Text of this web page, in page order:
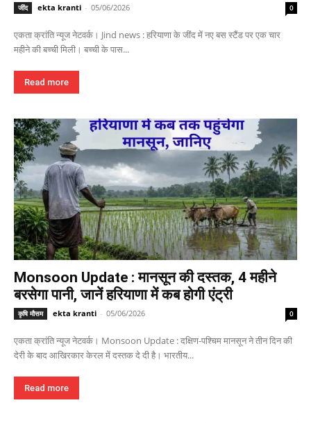
जींद ekta kranti - 05/06/2026 0
एकता क्रांति न्यूज नेटवर्क। Jind news : हरियाणा के जींद में नए बस स्टैंड पर एक चार
महीने की बच्ची मिली। बच्ची के पास...
Read more
Monsoon Update : मानसून की दस्तक, 4 महीने
बरसेगा पानी, जानें हरियाणा में कब होगी एंट्री
कृषि मौसम ekta kranti - 05/06/2026 0
एकता क्रांति न्यूज नेटवर्क। Monsoon Update : दक्षिण-पश्चिम मानसून ने तीन दिन की
देरी के बाद आखिरकार केरल में दस्तक दे दी है। भारतीय...
Read more